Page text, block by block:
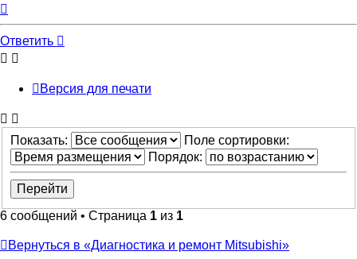
началу
Ответить
Версия для печати
Показать:
Поле сортировки:
Порядок:
6 сообщений • Страница 1 из 1
Вернуться в «Диагностика и ремонт Mitsubishi»